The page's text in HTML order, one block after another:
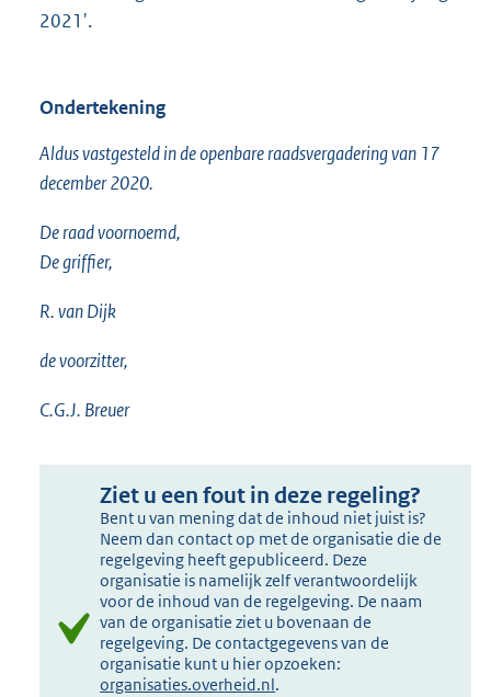
2021'.
Ondertekening
Aldus vastgesteld in de openbare raadsvergadering van 17
december 2020.
De raad voornoemd,
De griffier,
R. van Dijk
de voorzitter,
C.G.J. Breuer
Ziet u een fout in deze regeling?
Bent u van mening dat de inhoud niet juist is?
Neem dan contact op met de organisatie die de
regelgeving heeft gepubliceerd. Deze
organisatie is namelijk zelf verantwoordelijk
voor de inhoud van de regelgeving. De naam
van de organisatie ziet u bovenaan de
regelgeving. De contactgegevens van de
organisatie kunt u hier opzoeken:
organisaties.overheid.nl.